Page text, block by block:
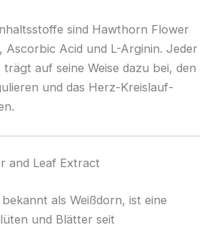
sind Hawthorn Flower
Ascorbic Acid und L-Arginin. Jeder
auf seine Weise dazu bei, den
und das Herz-Kreislauf-
and Leaf Extract
als Weißdorn, ist eine
und Blätter seit